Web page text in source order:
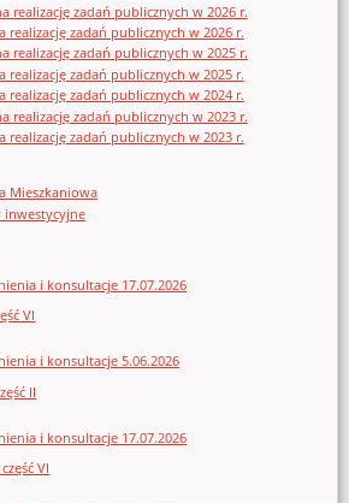
realizację zadań publicznych w 2026 r.
realizację zadań publicznych w 2026 r.
realizację zadań publicznych w 2025 r.
realizację zadań publicznych w 2025 r.
realizację zadań publicznych w 2024 r.
realizację zadań publicznych w 2023 r.
realizację zadań publicznych w 2023 r.
Mieszkaniowa
inwestycyjne
i konsultacje 17.07.2026
VI
i konsultacje 5.06.2026
II
i konsultacje 17.07.2026
VI